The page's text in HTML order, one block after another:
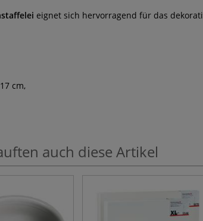
eignet sich hervorragend für das
cm,
auch diese Artikel